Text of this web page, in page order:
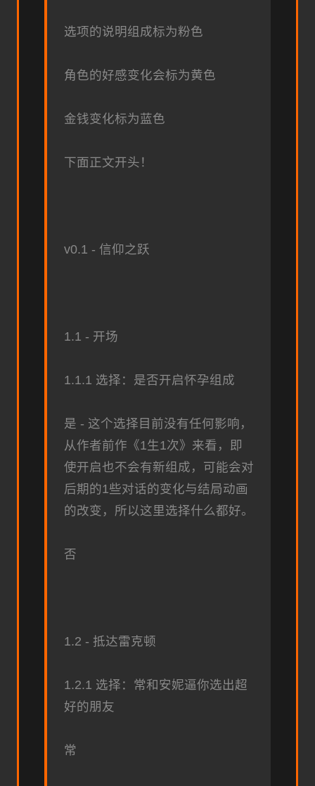
选项的说明组成标为粉色
角色的好感变化会标为黄色
金钱变化标为蓝色
下面正文开头！
v0.1 - 信仰之跃
1.1 - 开场
1.1.1 选择：是否开启怀孕组成
是 - 这个选择目前没有任何影响，
从作者前作《1生1次》来看，即
使开启也不会有新组成，可能会对
后期的1些对话的变化与结局动画
的改变，所以这里选择什么都好。
否
1.2 - 抵达雷克顿
1.2.1 选择：常和安妮逼你选出超
好的朋友
常